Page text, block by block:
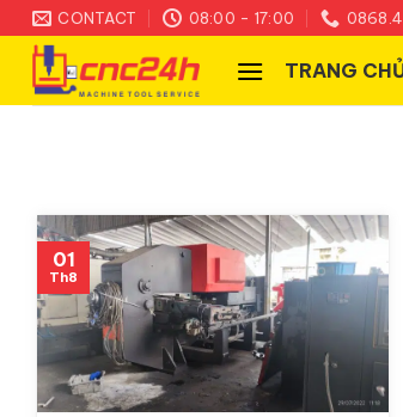
Skip
to
content
CONTACT 08:00 - 17:00
TRANG
01
Th8